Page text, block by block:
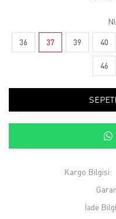
36 37 39 40
46
Kargo Bilgisi:
İade